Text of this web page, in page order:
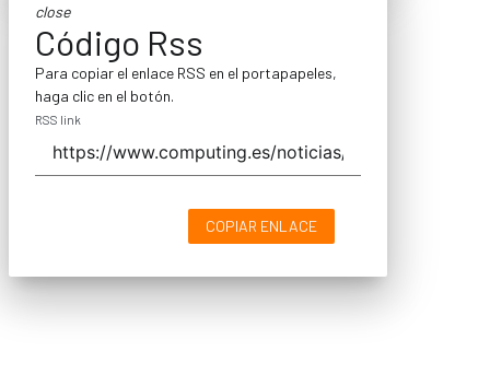
close
Código Rss
Para copiar el enlace RSS en el portapapeles,
haga clic en el botón.
RSS link
COPIAR ENLACE